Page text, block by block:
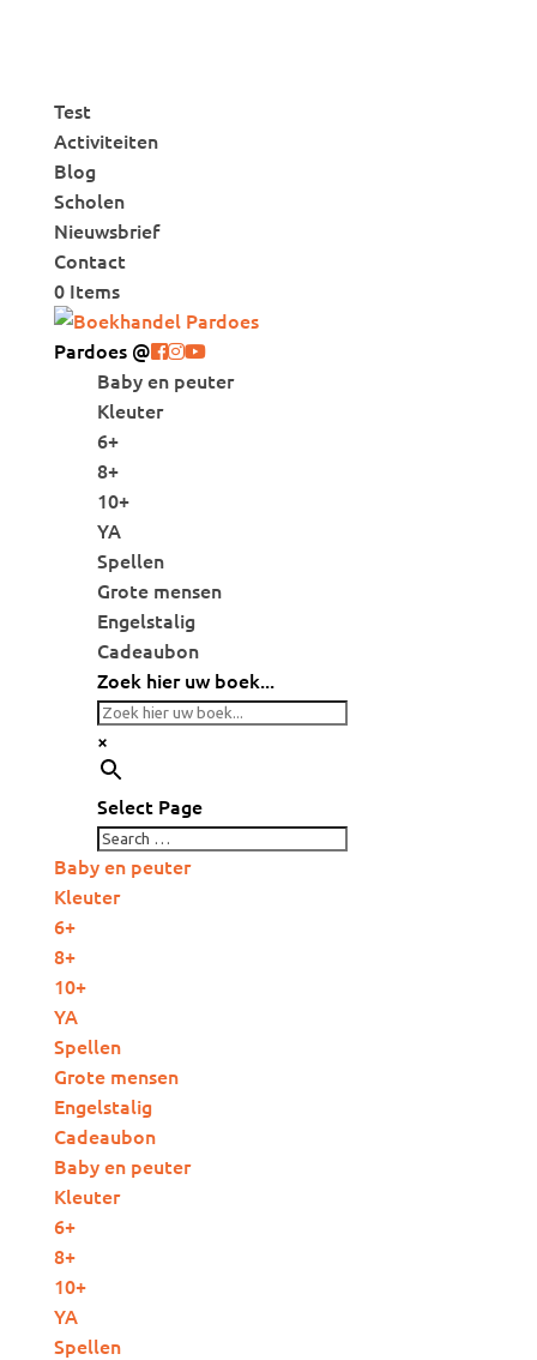
Test
Activiteiten
Blog
Scholen
Nieuwsbrief
Contact
0 Items
Pardoes @
Baby en peuter
Kleuter
6+
8+
10+
YA
Spellen
Grote mensen
Engelstalig
Cadeaubon
Zoek hier uw boek...
×
Select Page
Baby en peuter
Kleuter
6+
8+
10+
YA
Spellen
Grote mensen
Engelstalig
Cadeaubon
Baby en peuter
Kleuter
6+
8+
10+
YA
Spellen